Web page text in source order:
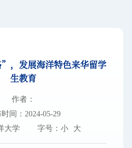
知 学校新闻
箱 信息公开
捐赠
，发展海洋特色来华留学
生教育
作者：
间：2024-05-29
大学
字号：小 大